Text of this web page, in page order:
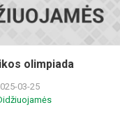
olimpiada
03-25